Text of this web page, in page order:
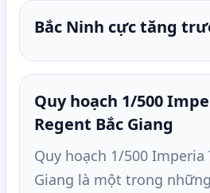
Bắc Ninh cực tăng
Quy hoạch 1/500
Regent Bắc Giang
Quy hoạch 1/500 Imperia
Giang là một trong